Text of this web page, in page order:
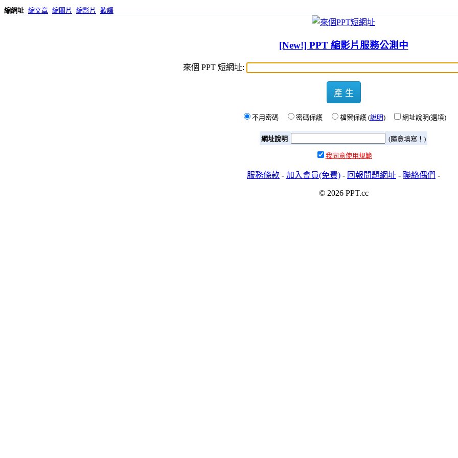
縮網址 縮文章 縮圖片 縮影片 歡譯
[New!] PPT 縮影片服務公測中
來個 PPT 短網址:
產 生
不用密碼 密碼保護 檔案保護 (說明) 網址說明(選填)
網址說明 (隨意填寫！)
我同意使用規範
服務條款 - 加入會員(免費) - 回報問題網址 - 聯絡偶們 -
© 2026 PPT.cc